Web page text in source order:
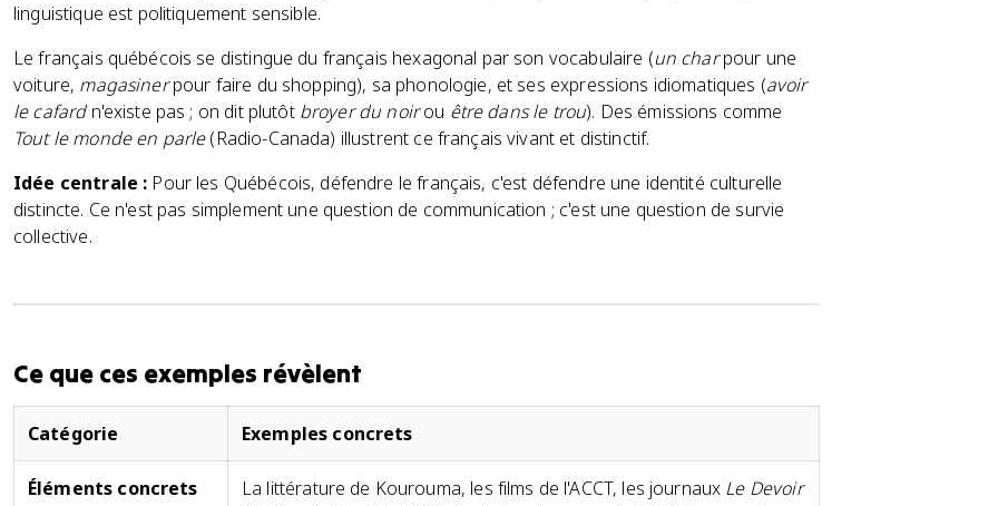
linguistique est politiquement sensible.
Le français québécois se distingue du français hexagonal par son vocabulaire (un charpour une
voiture, magasinerpour faire du shopping), sa phonologie, et ses expressions idiomatiques (avoir
le cafardn'existe pas ; on dit plutôt broyer du noirou être dans le trou). Des émissions comme
Tout le monde en parle(Radio-Canada) illustrent ce français vivant et distinctif.
Idée centrale : Pour les Québécois, défendre le français, c'est défendre une identité culturelle
distincte. Ce n'est pas simplement une question de communication ; c'est une question de survie
collective.
Ce que ces exemples révèlent
Catégorie Exemples concrets
Éléments concrets La littérature de Kourouma, les films de l'ACCT, les journaux Le Devoir